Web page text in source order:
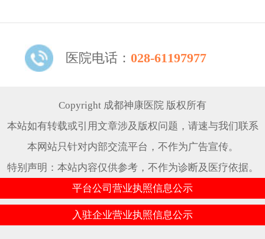
医院电话： 028-61197977
Copyright 成都神康医院 版权所有
本站如有转载或引用文章涉及版权问题，请速与我们联系
本网站只针对内部交流平台，不作为广告宣传。
特别声明：本站内容仅供参考，不作为诊断及医疗依据。
平台公司营业执照信息公示
入驻企业营业执照信息公示